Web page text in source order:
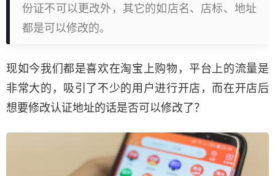
份证不可以更改外，其它的如店名、店标、地址
都是可以修改的。
现如今我们都是喜欢在淘宝上购物，平台上的流量是
非常大的，吸引了不少的用户进行开店，而在开店后
想要修改认证地址的话是否可以修改了？